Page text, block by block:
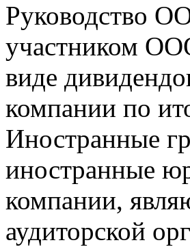
Руководство
участником
виде
компании по
Иностранные
иностранные
компании,
аудиторской